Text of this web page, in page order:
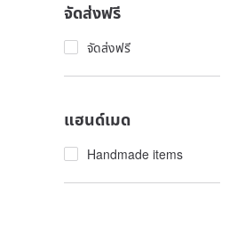
จัดส่งฟรี
จัดส่งฟรี
แฮนด์เมด
Handmade items